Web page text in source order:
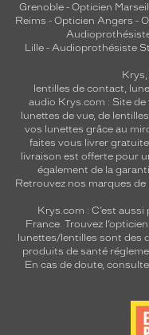
Grenoble - Opticien
Reims - Opticien Angers -
Lille- Audioprothésiste
lentilles de contact,
audio Krys.com : Site
lunettes de vue, de
vos lunettes grâce au
faites vous livrer
livraison est offerte pour
également de la
Retrouvez nos marques de
Krys.com : C’est
France. Trouvez
lunettes/lentilles sont des
produits de santé
En cas de doute,